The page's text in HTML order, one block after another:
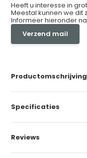
Heeft u interesse in
Meestal kunnen we
Informeer hieronder
Verzend mail
Productomschrijving
Specificaties
Reviews